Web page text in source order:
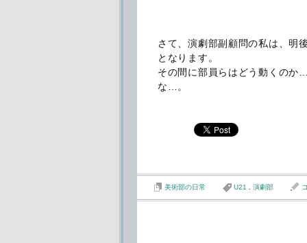
さて、演劇部副顧問の私は、明
となります。
その間に部員らはどう動くのか
な…。
美術部の日常 U21 演劇部